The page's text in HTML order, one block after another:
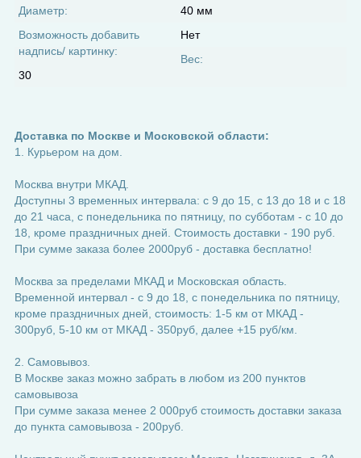
Диаметр:
40 мм
Возможность добавить
надпись/ картинку:
Нет
Вес:
30
Доставка по Москве и Московской области:
1. Курьером на дом.
Москва внутри МКАД.
Доступны 3 временных интервала: с 9 до 15, с 13 до 18 и с 18
до 21 часа, с понедельника по пятницу, по субботам - с 10 до
18, кроме праздничных дней. Стоимость доставки - 190 руб.
При сумме заказа более 2000руб - доставка бесплатно!
Москва за пределами МКАД и Московская область.
Временной интервал - с 9 до 18, с понедельника по пятницу,
кроме праздничных дней, стоимость: 1-5 км от МКАД -
300руб, 5-10 км от МКАД - 350руб, далее +15 руб/км.
2. Самовывоз.
В Москве заказ можно забрать в любом из 200 пунктов
самовывоза
При сумме заказа менее 2 000руб стоимость доставки заказа
до пункта самовывоза - 200руб.